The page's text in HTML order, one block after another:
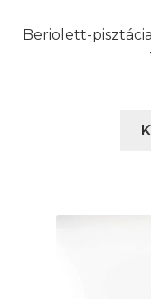
Beriolett-